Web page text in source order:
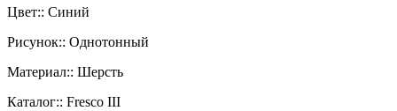
Цвет:: Синий
Рисунок:: Однотонный
Материал:: Шерсть
Каталог:: Fresco III